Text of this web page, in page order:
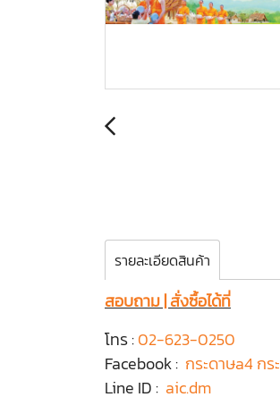
รายละเอียดสินค้า
สอบถาม | สั่งซื้อได้ที่
โทร :02-623-0250
Facebook : กระดาษa4 ก
Line ID : aic.dm